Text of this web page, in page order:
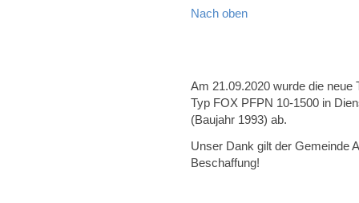
Nach oben
Am 21.09.2020 wurde die
Typ FOX PFPN 10-1500 in
(Baujahr 1993) ab.
Unser Dank gilt der Gemeinde
Beschaffung!